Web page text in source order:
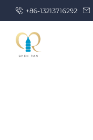
+86-13213716292